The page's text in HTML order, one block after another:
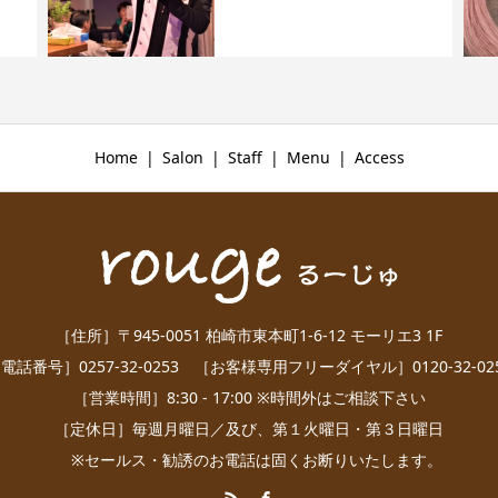
Home Salon Staff Menu Access
［住所］〒945-0051 柏崎市東本町1-6-12 モーリエ3 1F
話番号］0257-32-0253 ［お客様専用フリーダイヤル］0120-32-
［営業時間］8:30 - 17:00 ※時間外はご相談下さい
［定休日］毎週月曜日／及び、第１火曜日・第３日曜日
※セールス・勧誘のお電話は固くお断りいたします。